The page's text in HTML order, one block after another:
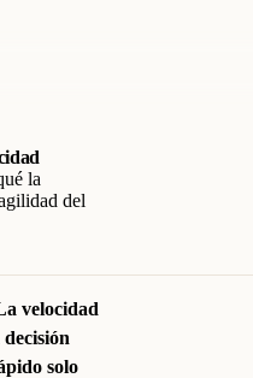
la
del
velocidad
solo